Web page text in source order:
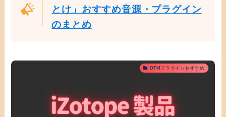
とけ」おすすめ音源・プラグイン
のまとめ
DTMプラグインおすすめ